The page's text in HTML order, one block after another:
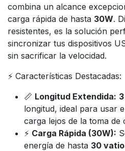
combina un alcance
carga rápida de hasta 30W.
resistentes, es la solución
sincronizar tus dispositivos
sin sacrificar la velocidad.
⚡ Características Destacadas:
📏 Longitud Extendida:
longitud, ideal para usar
carga lejos de la toma de
⚡ Carga Rápida (30W):
energía de hasta 30